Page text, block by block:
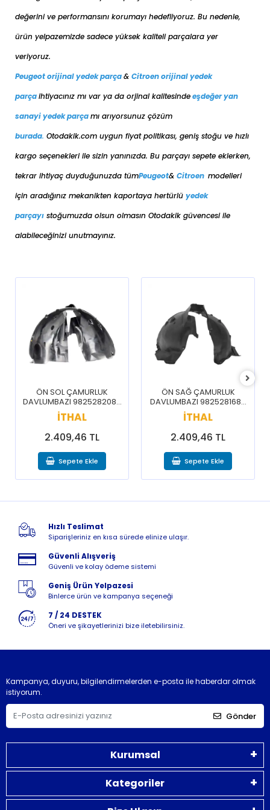
PEUGEOT
BİPPER 2007-2016
PEUGEOT
PEUGEOT
PARTNER 1998-2008 DİZEL
PEUGEOT
PARTNER 2008-2018 DİZEL
1.6 BlueHDi
PEUGEOT
PARTNER 2008-2018
değerini ve performansını korumayı hedefliyoruz. Bu nedenle,
ürün yelpazemizde sadece yüksek kaliteli parçalara yer
veriyoruz.
Peugeot orijinal yedek parça& Citroen orijinal yedek
parçaihtiyacınız mı var ya da orjinal kalitesindeeşdeğeryan
sanayi yedek parçamı arıyorsunuz çözüm
burada. Otodakik.com uygun fiyat politikası, geniş stoğu ve hızlı
kargo seçenekleri ile sizin yanınızda. Bu parçayı sepete eklerken,
tekrar ihtiyaç duyduğunuzda tümPeugeot& Citroen modelleri
için aradığınız mekanikten kaportaya hertürlü yedek
parçayı stoğumuzda olsun olmasın Otodakik güvencesi ile
alabileceğinizi unutmayınız.
ÖN SOL ÇAMURLUK
DAVLUMBAZI 9825282080
/ 3008 5008 16-20
İTHAL
2.409,46 TL
Sepete Ekle
ÖN SAĞ ÇAMURLUK
DAVLUMBAZI 9825281680
/ 3008 5008 16-20
İTHAL
2.409,46 TL
Sepete Ekle
Hızlı Teslimat
Siparişleriniz en kısa sürede elinize ulaşır.
Güvenli Alışveriş
Güvenli ve kolay ödeme sistemi
Geniş Ürün Yelpazesi
Binlerce ürün ve kampanya seçeneği
7 / 24 DESTEK
Öneri ve şikayetlerinizi bize iletebilirsiniz.
Kampanya, duyuru, bilgilendirmelerden e-posta ile haberdar olmak
istiyorum.
Gönder
Kurumsal
Kategoriler